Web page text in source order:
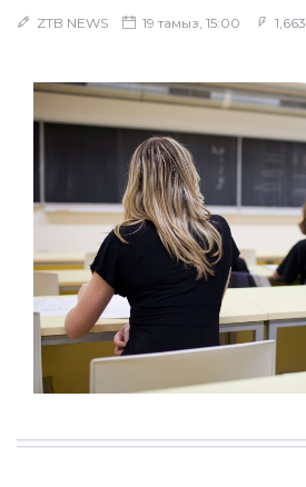
ZTB NEWS 19 тамыз, 15:00 1,663